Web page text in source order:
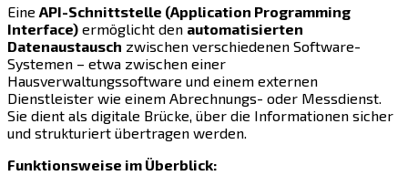
Eine API-Schnittstelle (Application Programming
Interface) ermöglicht den automatisierten
Datenaustausch zwischen verschiedenen Software-
Systemen – etwa zwischen einer
Hausverwaltungssoftware und einem externen
Dienstleister wie einem Abrechnungs- oder Messdienst.
Sie dient als digitale Brücke, über die Informationen sicher
und strukturiert übertragen werden.
Funktionsweise im Überblick: